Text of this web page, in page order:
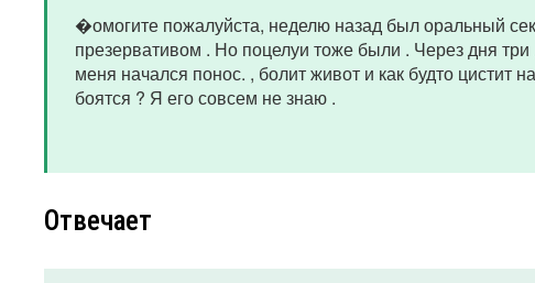
�омогите пожалуйста, неделю назад был оральный
презервативом . Но поцелуи тоже были . Через дня
меня начался понос. , болит живот и как будто цистит
боятся ? Я его совсем не знаю .
Отвечает